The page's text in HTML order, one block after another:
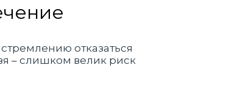
отказаться
– слишком велик риск